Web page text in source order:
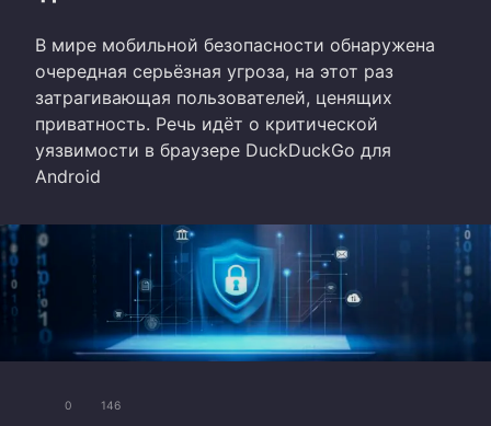
В мире мобильной безопасности обнаружена
очередная серьёзная угроза, на этот раз
затрагивающая пользователей, ценящих
приватность. Речь идёт о критической
уязвимости в браузере DuckDuckGo для
Android
0 146